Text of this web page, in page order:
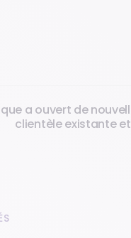
a ouvert de
clientèle existante